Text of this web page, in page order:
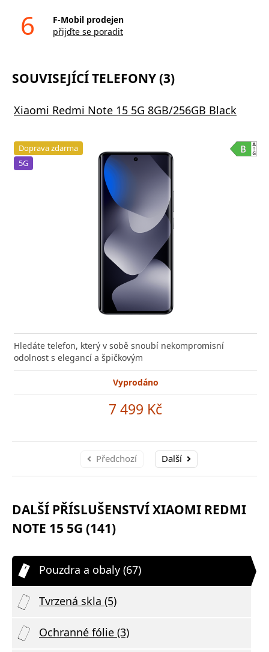
6
F-Mobil prodejen
přijďte se poradit
SOUVISEJÍCÍ TELEFONY (3)
Xiaomi Redmi Note 15 5G 8GB/256GB Black
Doprava zdarma
5G
Hledáte telefon, který v sobě snoubí nekompromisní
odolnost s elegancí a špičkovým
Vyprodáno
7 499 Kč
Předchozí Další
DALŠÍ PŘÍSLUŠENSTVÍ XIAOMI REDMI
NOTE 15 5G (141)
Pouzdra a obaly (67)
Tvrzená skla (5)
Ochranné fólie (3)